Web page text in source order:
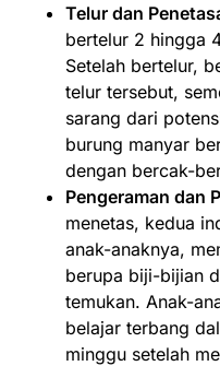
Telur dan
bertelur 2 hingga
Setelah bertelur,
telur tersebut,
sarang dari
burung manyar
dengan bercak-
Pengeraman dan
menetas, kedua
anak-anaknya,
berupa biji-bijian
temukan. Anak-
belajar terbang
minggu setelah